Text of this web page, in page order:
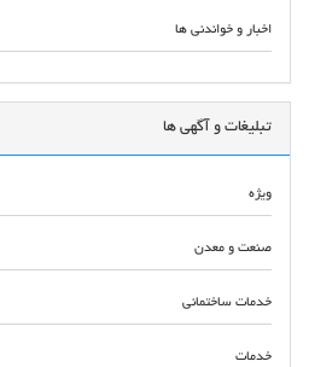
اخبار و خواندنی ها
تبلیغات و آگهی ها
ویژه
صنعت و معدن
خدمات ساختمانی
خدمات